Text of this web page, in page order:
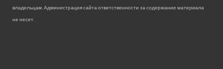
владельцам. Администрация сайта ответственности за содержание материала
не несет.